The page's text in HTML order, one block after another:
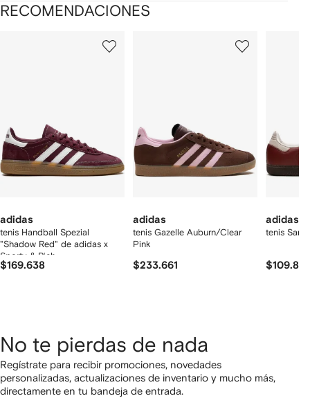
RECOMENDACIONES
adidas
tenis Handball Spezial
"Shadow Red" de adidas x
Sporty & Rich
$169.638
adidas
tenis Gazelle Auburn/Clear
Pink
$233.661
adidas
tenis
$109.877
No te pierdas de nada
Regístrate para recibir promociones, novedades
personalizadas, actualizaciones de inventario y mucho más,
directamente en tu bandeja de entrada.